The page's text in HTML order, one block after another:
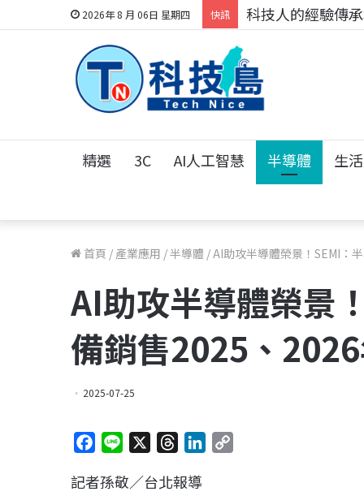
2026年 8 月 06日 星期四 快訊 科技人的經驗傳
精選 3C AI人工智慧 半導體 生活
首頁 / 產業應用 /半導體 /AI助攻半導體榮景！SEMI：
AI助攻半導體榮景
備銷售2025、
2025-07-25
c
n
r
記者孫敬／台北報導